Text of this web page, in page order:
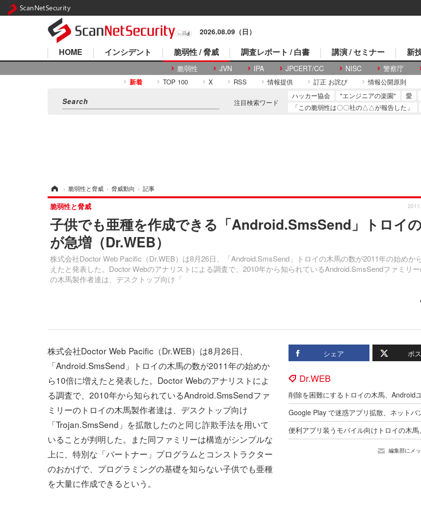
2026.08.09（日）
HOME インシデント 脆弱性 / 脅威
脆弱性 JVN IPA JPCERT/CC NISC 警察庁
調査レポート / 白書 講演 / セミナー 新
新着 TOP 100 X RSS 情報提供 訂正 お詫び 情報公開原則
注目検索ワード
ハッカー協会 "エンジニアの楽園" 愛
「この脆弱性は〇〇社の△△が報告した」
› 脆弱性と脅威 › 脅威動向 › 記事
子供でも亜種を作成できる「Android.SmsSend」トロイ
が急増（Dr.WEB）
株式会社Doctor Web Pacific（Dr.WEB）は8月26日、「Android.SmsSend」トロイの木馬の数が2011年の始めか
えたと発表した。Doctor Webのアナリストによる調査で、2010年から知られているAndroid.SmsSendファミリ
の木馬製作者達は、デスクトップ向け「
脆弱性と脅威
シェア ポ
Dr.WEB
編集部にメ
株式会社Doctor Web Pacific（Dr.WEB）は8月26日、
「Android.SmsSend」トロイの木馬の数が2011年の始めか
ら10倍に増えたと発表した。Doctor Webのアナリストによ
る調査で、2010年から知られているAndroid.SmsSendファ
ミリーのトロイの木馬製作者達は、デスクトップ向け
「Trojan.SmsSend」を拡散したのと同じ詐欺手法を用いて
いることが判明した。また同ファミリーは構造がシンプルな
上に、特別な「パートナー」プログラムとコンストラクター
のおかげで、プログラミングの基礎を知らない子供でも亜種
を大量に作成できるという。
ScanNetSecurity